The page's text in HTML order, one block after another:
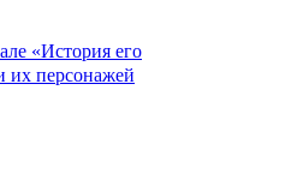
«История его
их персонажей